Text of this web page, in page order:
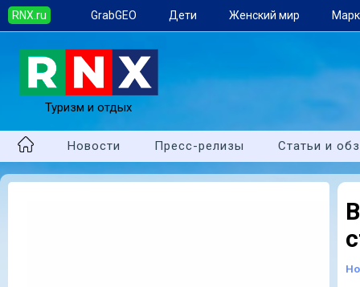
RNX.ru GrabGEO Дети Женский мир
Туризм и отдых
Новости Пресс-релизы Статьи и